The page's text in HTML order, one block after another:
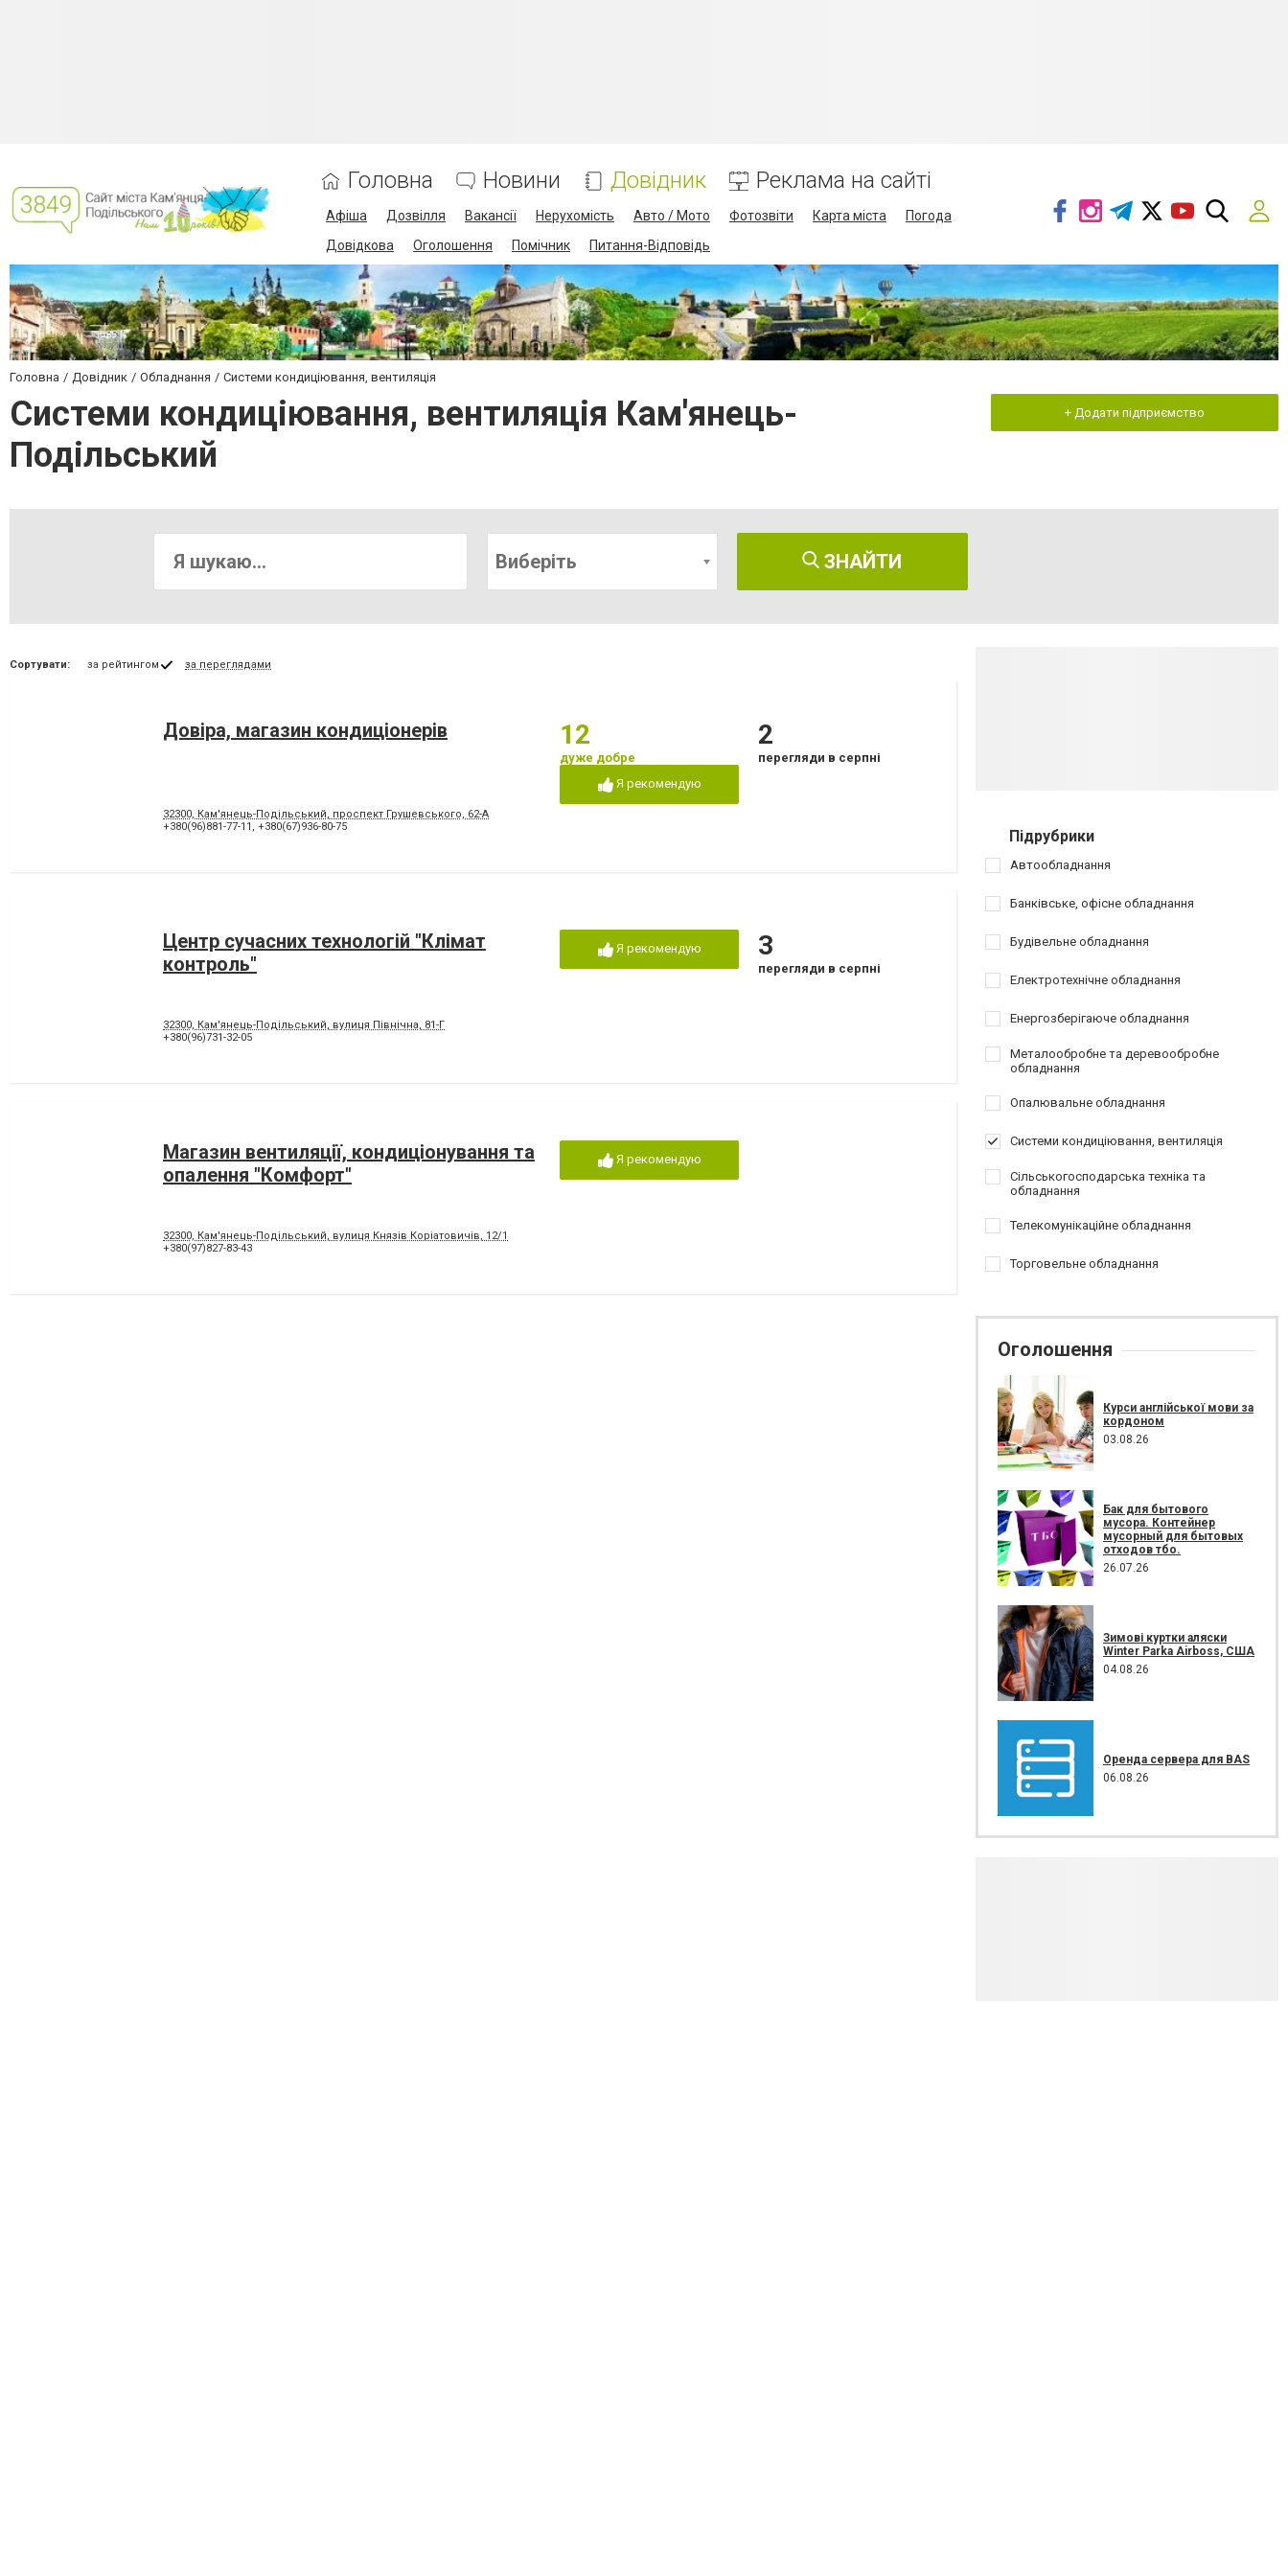
Головна Новини Довідник Реклама на сайті
Афіша Дозвілля Вакансії Нерухомість Авто / Мото Фотозвіти Карта міста
Погода
Довідкова
Оголошення Помічник Питання-Відповідь
Головна Довідник Обладнання Системи кондиціювання, вентиляція
Системи кондиціювання, вентиляція Кам'янець-
Подільський
+ Додати підприємство
Виберіть ЗНАЙТИ
Сортувати: за рейтингом за переглядами
Довіра, магазин кондиціонерів
32300, Кам'янець-Подільський, проспект Грушевського, 62-А
+380(96)881-77-11 , +380(67)936-80-75
12
дуже добре
Я рекомендую
2
перегляди в серпні
Центр сучасних технологій "Клімат
контроль"
32300, Кам'янець-Подільський, вулиця Північна, 81-Г
+380(96)731-32-05
Я рекомендую 3
перегляди в серпні
Магазин вентиляції, кондиціонування та
опалення "Комфорт"
32300, Кам'янець-Подільський, вулиця Князів Коріатовичів, 12/1
+380(97)827-83-43
Я рекомендую
Підрубрики
Автообладнання
Банківське, офісне обладнання
Будівельне обладнання
Електротехнічне обладнання
Енергозберігаюче обладнання
Металообробне та деревообробне
обладнання
Опалювальне обладнання
Системи кондиціювання, вентиляція
Сільськогосподарська техніка та
обладнання
Телекомунікаційне обладнання
Торговельне обладнання
Оголошення
Курси англійської мови за
кордоном
03.08.26
Бак для бытового
мусора. Контейнер
мусорный для бытовых
отходов тбо.
26.07.26
Зимові куртки аляски
Winter Parka Airboss, США
04.08.26
Оренда сервера для BAS
06.08.26